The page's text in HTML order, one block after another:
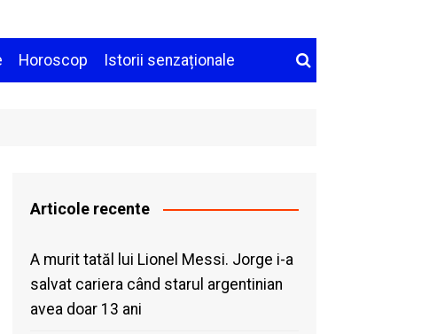
Horoscop Istorii senzaționale
Articole recente
A murit tatăl lui Lionel Messi. Jorge i-a
salvat cariera când starul argentinian
avea doar 13 ani